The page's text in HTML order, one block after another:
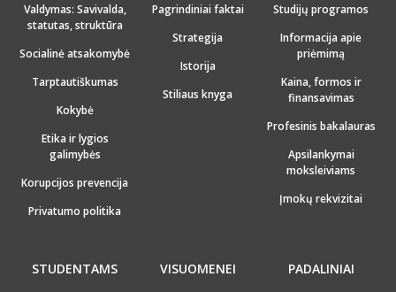
Valdymas: Savivalda,
statutas, struktūra
Socialinė atsakomybė
Tarptautiškumas
Kokybė
Etika ir lygios
galimybės
Korupcijos prevencija
Privatumo politika
Pagrindiniai faktai
Strategija
Istorija
Stiliaus knyga
Studijų programos
Informacija apie
priėmimą
Kaina, formos ir
finansavimas
Profesinis bakalauras
Apsilankymai
moksleiviams
Įmokų rekvizitai
STUDENTAMS VISUOMENEI PADALINIAI